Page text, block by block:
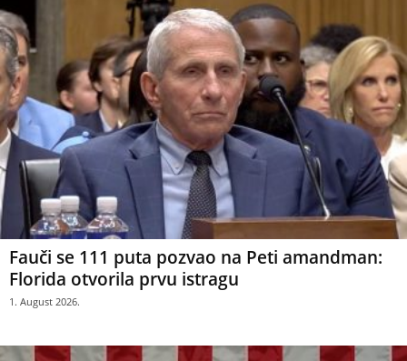
Fauči se 111 puta pozvao na Peti amandman:
Florida otvorila prvu istragu
1. August 2026.